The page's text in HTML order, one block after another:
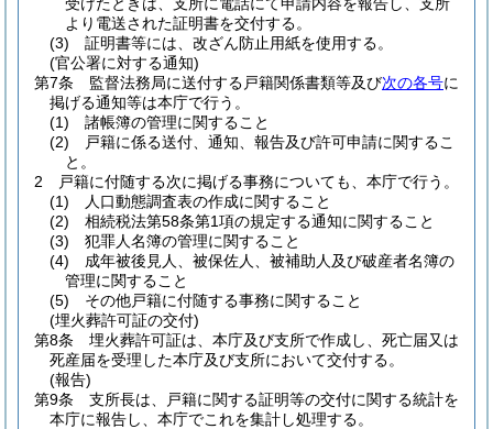
より電送された証明書を交付する。
(3)
証明書等には、改ざん防止用紙を使用する。
(官公署に対する通知)
第7条
監督法務局に送付する戸籍関係書類等及び次の各号に
掲げる通知等は本庁で行う。
(1)
諸帳簿の管理に関すること
(2)
戸籍に係る送付、通知、報告及び許可申請に関するこ
と。
2
戸籍に付随する次に掲げる事務についても、本庁で行う。
(1)
人口動態調査表の作成に関すること
(2)
相続税法第58条第1項の規定する通知に関すること
(3)
犯罪人名簿の管理に関すること
(4)
成年被後見人、被保佐人、被補助人及び破産者名簿の
管理に関すること
(5)
その他戸籍に付随する事務に関すること
(埋火葬許可証の交付)
第8条
埋火葬許可証は、本庁及び支所で作成し、死亡届又は
死産届を受理した本庁及び支所において交付する。
(報告)
第9条
支所長は、戸籍に関する証明等の交付に関する統計を
本庁に報告し、本庁でこれを集計し処理する。